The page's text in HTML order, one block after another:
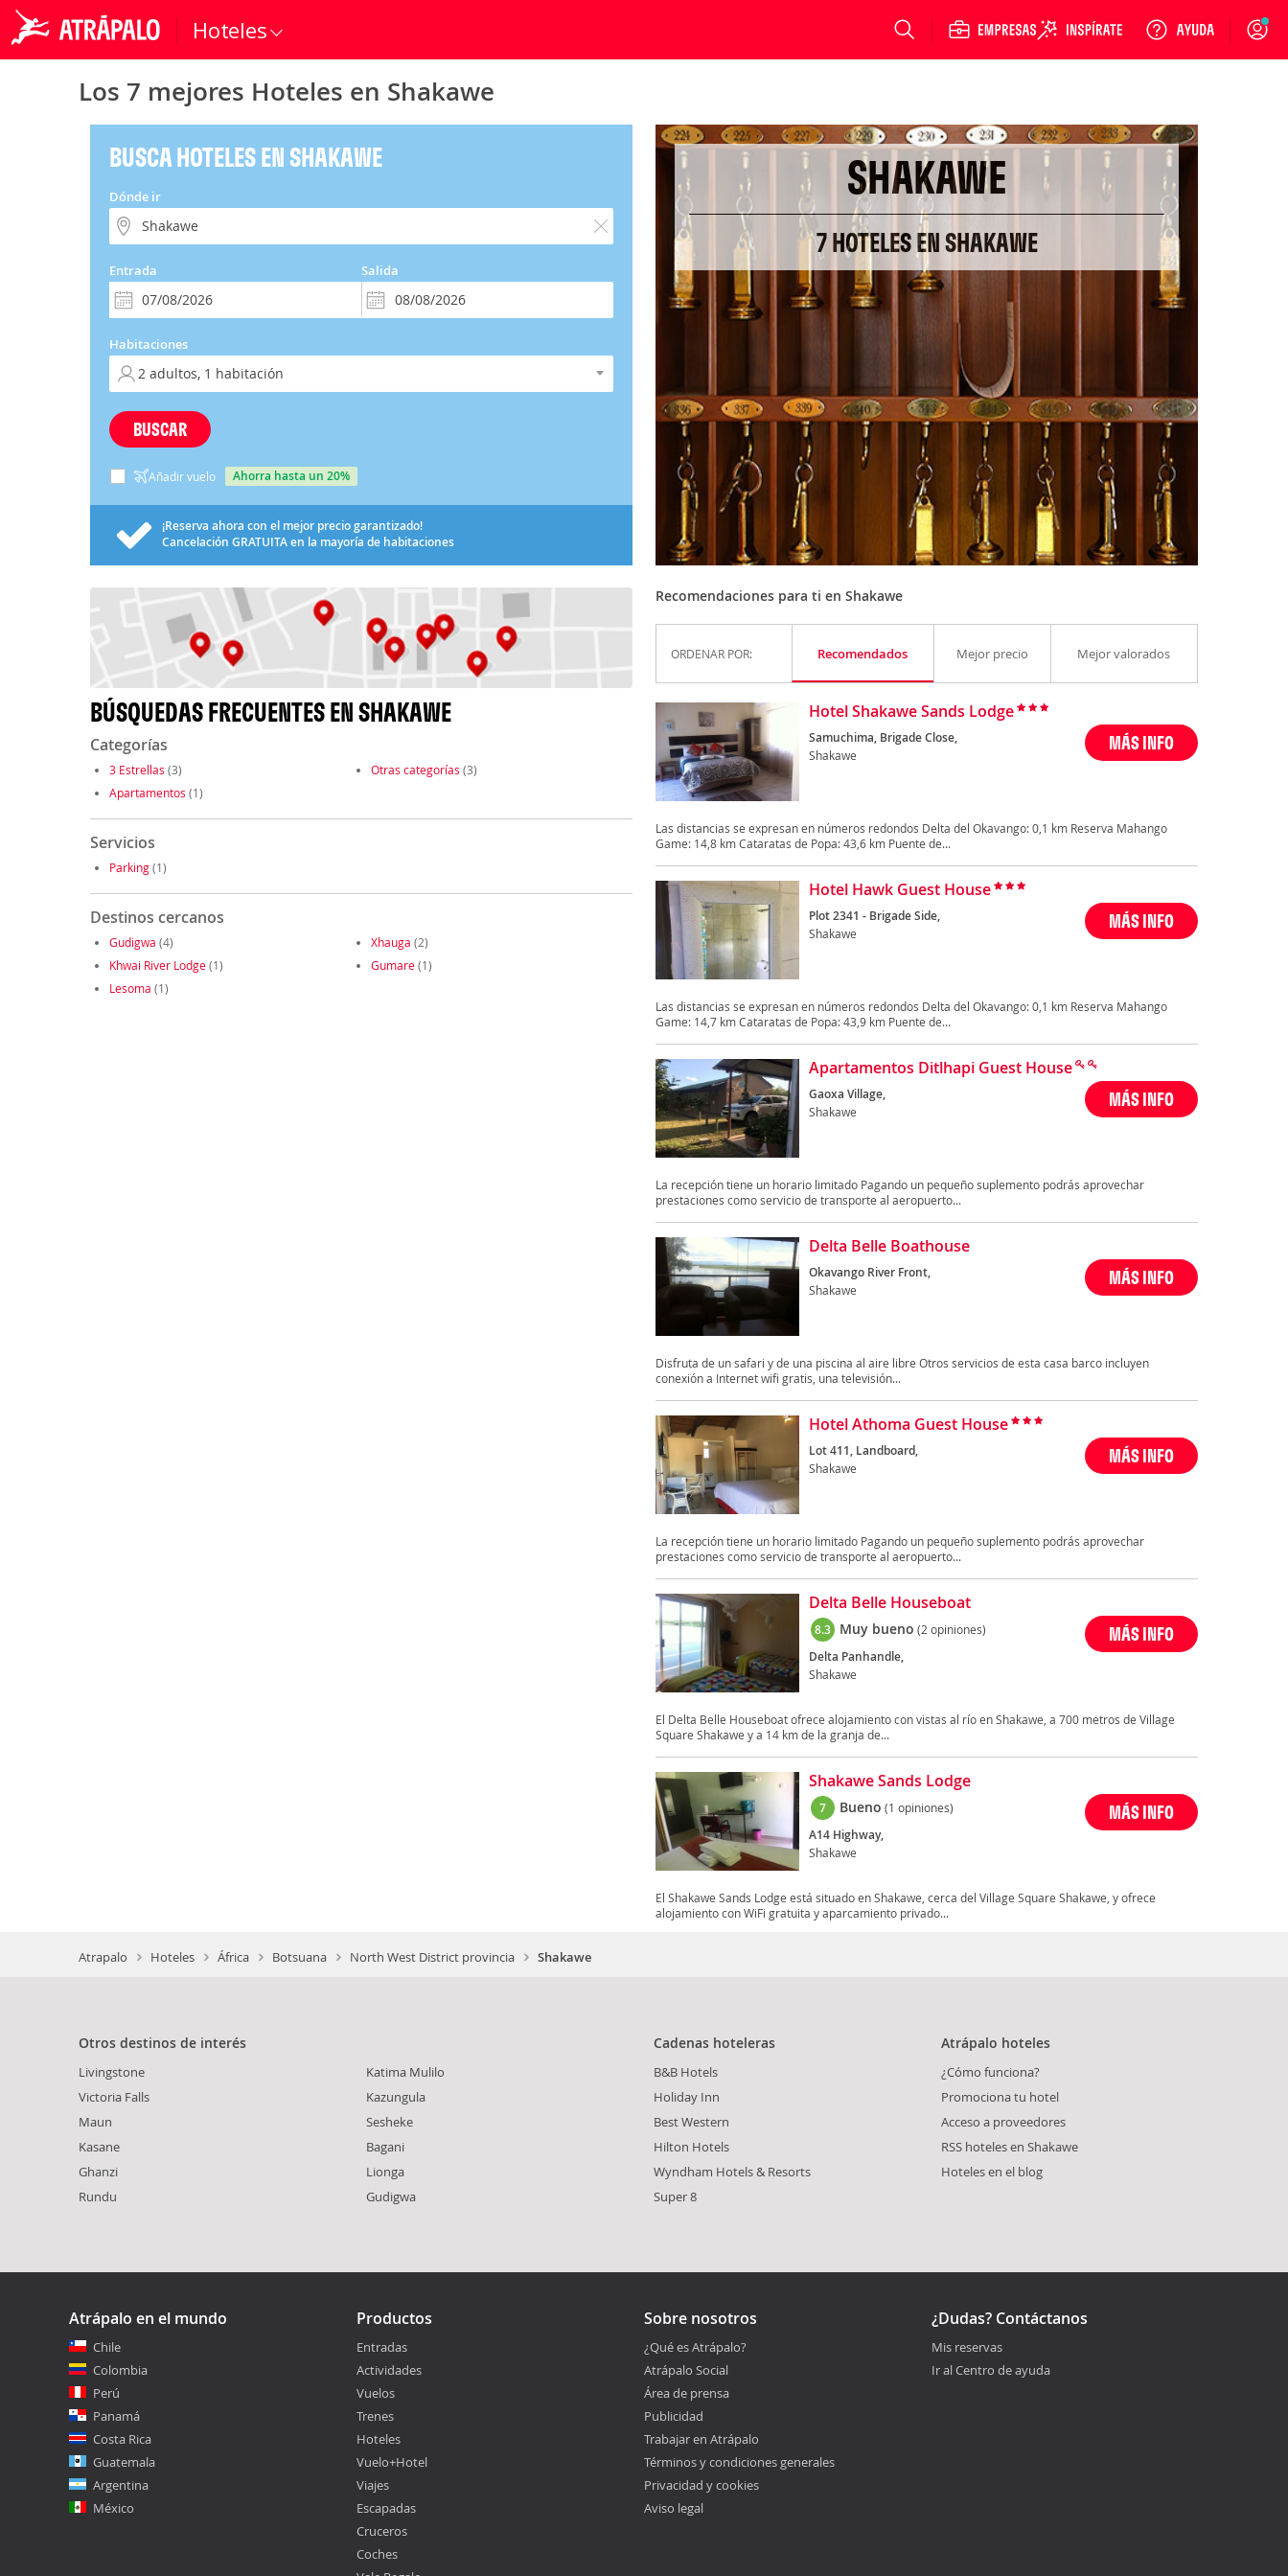
Hoteles Login
Los 7 mejores Hoteles en Shakawe
BUSCA HOTELES EN SHAKAWE
Dónde ir
Entrada Salida
Habitaciones
BUSCAR
Añadir vuelo ahorra hasta un 20%
¡Reserva ahora con el mejor precio garantizado!
Cancelación GRATUITAen la mayoría de habitaciones
BÚSQUEDAS FRECUENTES EN SHAKAWE
Categorías
3 Estrellas (3) Otras categorías (3)
Apartamentos (1)
Servicios
Parking(1)
Destinos cercanos
Gudigwa (4) Xhauga (2)
Khwai River Lodge(1) Gumare(1)
Lesoma (1)
SHAKAWE
7 HOTELES EN SHAKAWE
Recomendaciones para ti en Shakawe
ORDENAR POR: Recomendados Mejor precio Mejor valorados
Hotel Shakawe Sands Lodge
Samuchima, Brigade Close,
Shakawe
MÁS INFO
Las distancias se expresan en números redondos Delta del Okavango: 0,1 km Reserva Mahango
Game: 14,8 km Cataratas de Popa: 43,6 km Puente de...
Hotel Hawk Guest House
Plot 2341 - Brigade Side,
Shakawe
MÁS INFO
Las distancias se expresan en números redondos Delta del Okavango: 0,1 km Reserva Mahango
Game: 14,7 km Cataratas de Popa: 43,9 km Puente de...
Apartamentos Ditlhapi Guest House
Gaoxa Village,
Shakawe
MÁS INFO
La recepción tiene un horario limitado Pagando un pequeño suplemento podrás aprovechar
prestaciones como servicio de transporte al aeropuerto...
Delta Belle Boathouse
Okavango River Front,
Shakawe
MÁS INFO
Disfruta de un safari y de una piscina al aire libre Otros servicios de esta casa barco incluyen
conexión a Internet wifi gratis, una televisión...
Hotel Athoma Guest House
Lot 411, Landboard,
Shakawe
MÁS INFO
La recepción tiene un horario limitado Pagando un pequeño suplemento podrás aprovechar
prestaciones como servicio de transporte al aeropuerto...
Delta Belle Houseboat
8.3 Muy bueno (2 opiniones)
Delta Panhandle,
Shakawe
MÁS INFO
El Delta Belle Houseboat ofrece alojamiento con vistas al río en Shakawe, a 700 metros de Village
Square Shakawe y a 14 km de la granja de...
Shakawe Sands Lodge
7 Bueno (1 opiniones)
A14 Highway,
Shakawe
MÁS INFO
El Shakawe Sands Lodge está situado en Shakawe, cerca del Village Square Shakawe, y ofrece
alojamiento con WiFi gratuita y aparcamiento privado...
Atrapalo Hoteles África Botsuana North West District provincia Shakawe
Otros destinos de interés
Livingstone
Victoria Falls
Maun
Kasane
Ghanzi
Rundu
Katima Mulilo
Kazungula
Sesheke
Bagani
Lionga
Gudigwa
Cadenas hoteleras
B&B Hotels
Holiday Inn
Best Western
Hilton Hotels
Wyndham Hotels & Resorts
Super 8
Atrápalo hoteles
¿Cómo funciona?
Promociona tu hotel
Acceso a proveedores
RSS hoteles en Shakawe
Hoteles en el blog
Atrápalo en el mundo
Chile
Colombia
Perú
Panamá
Costa Rica
Guatemala
Argentina
México
Productos
Entradas
Actividades
Vuelos
Trenes
Hoteles
Vuelo+Hotel
Viajes
Escapadas
Cruceros
Coches
Sobre nosotros
¿Qué es Atrápalo?
Atrápalo Social
Área de prensa
Publicidad
Trabajar en Atrápalo
Términos y condiciones generales
Privacidad y cookies
Aviso legal
¿Dudas? Contáctanos
Mis reservas
Ir al Centro de ayuda